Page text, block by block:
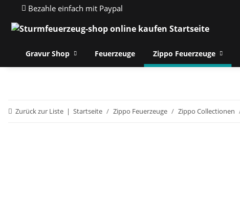
Bezahle einfach mit Paypal
Gravur Shop Feuerzeuge Zippo Feuerzeuge
Zurück zur Liste Startseite Zippo Feuerzeuge Zippo Collectionen